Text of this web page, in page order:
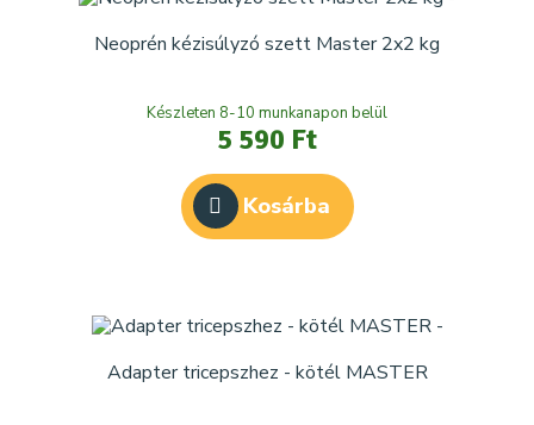
Neoprén kézisúlyzó szett Master 2x2 kg
Készleten 8-10 munkanapon belül
5 590 Ft
Kosárba
Adapter tricepszhez - kötél MASTER